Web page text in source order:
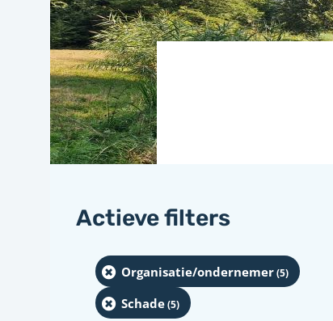
Actieve filters
Organisatie/ondernemer(5)
Schade(5)